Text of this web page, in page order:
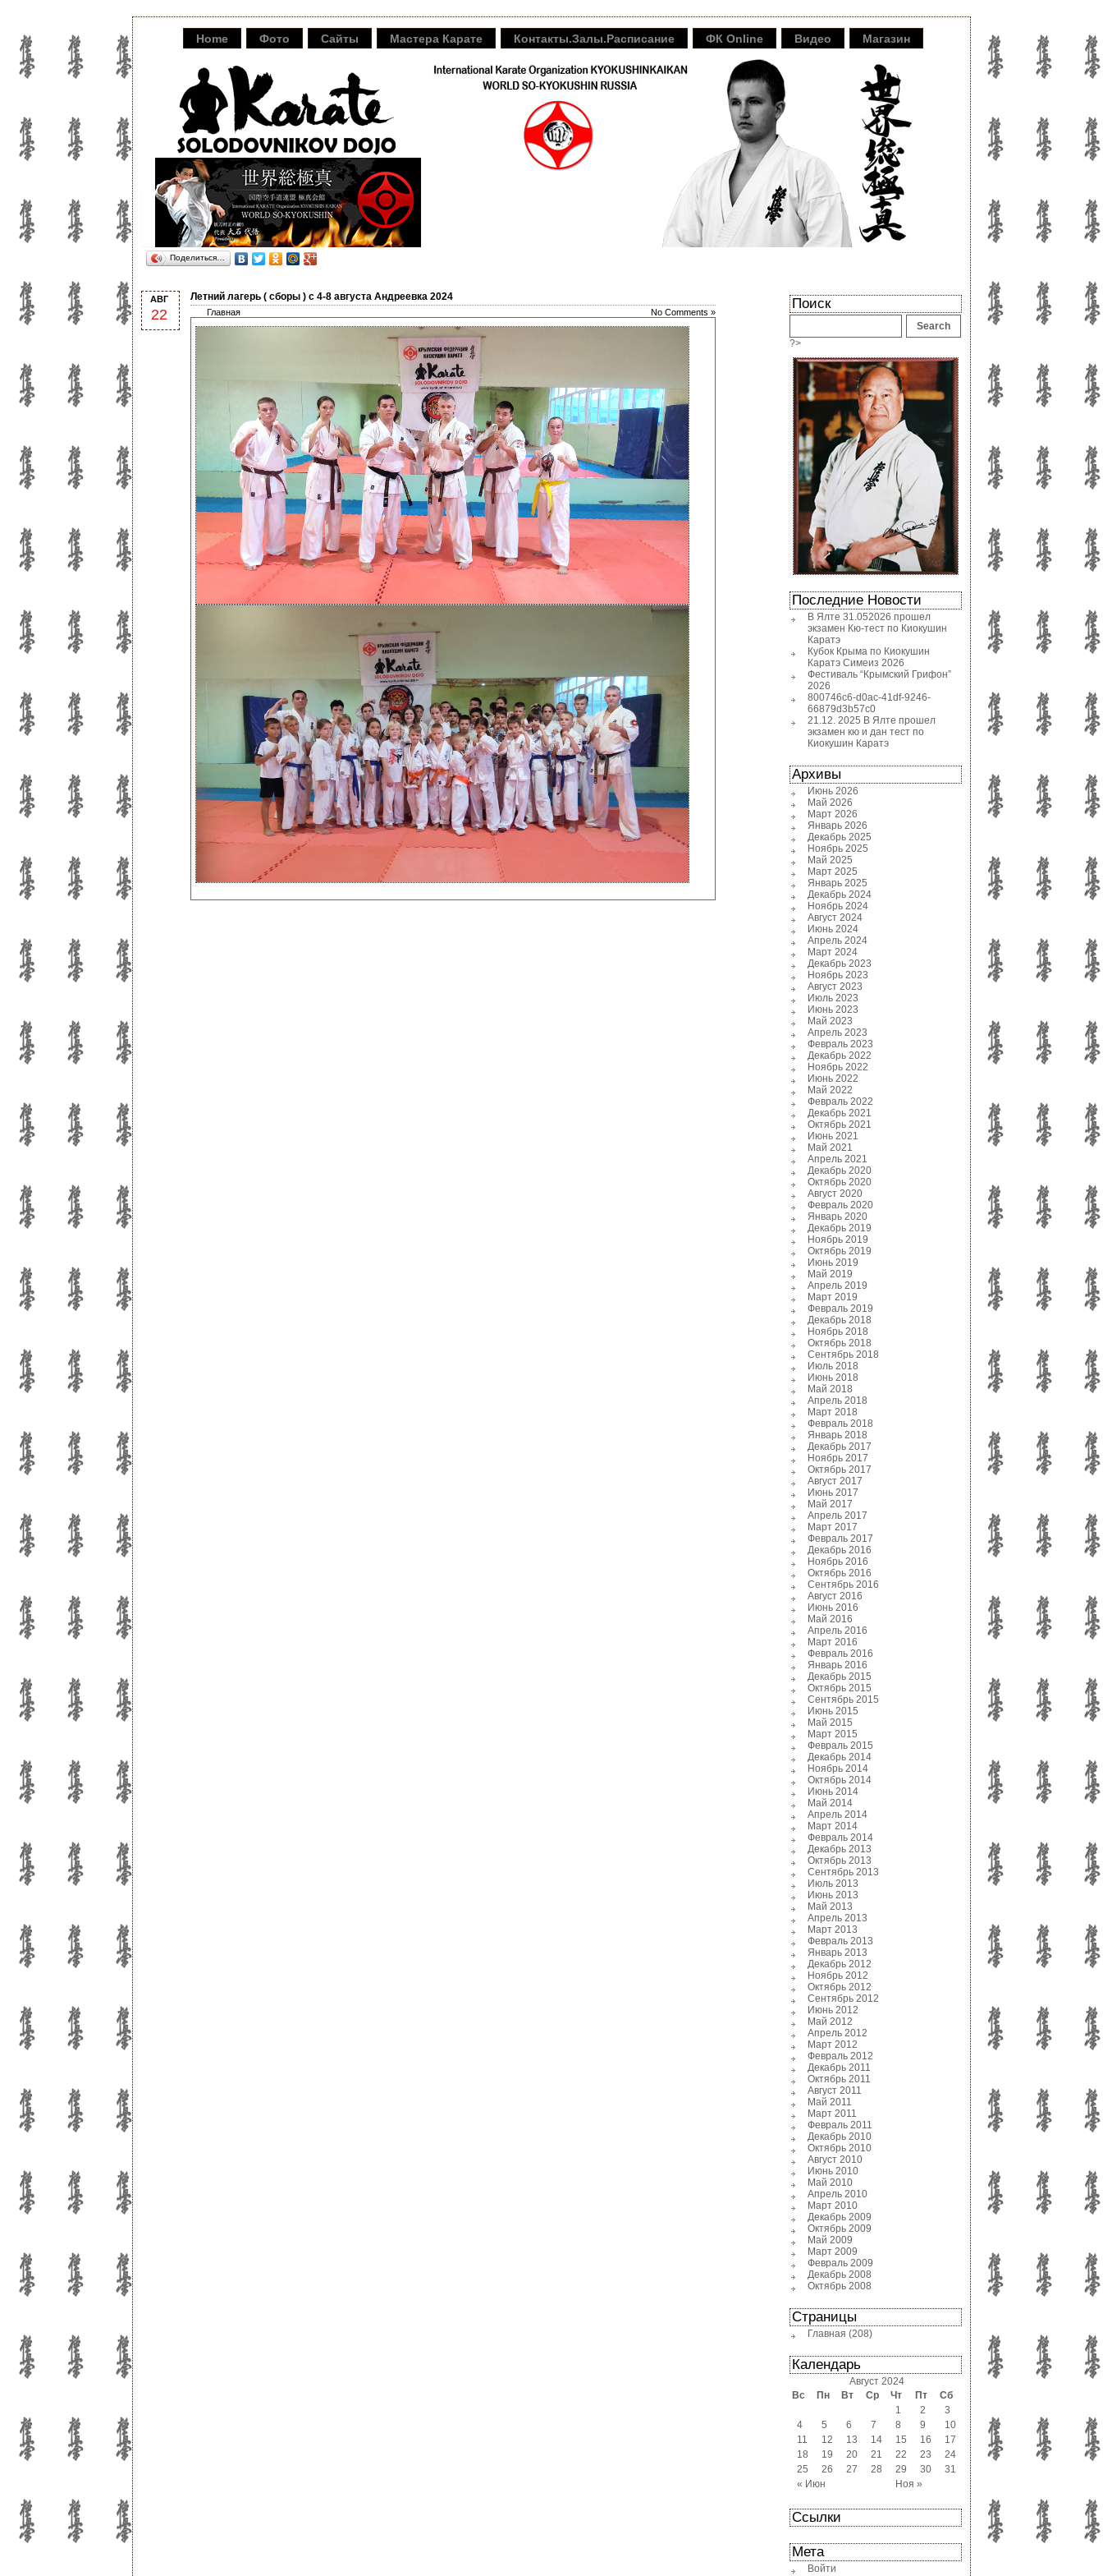
Home Фото Сайты Мастера Карате Контакты.Залы.Расписание ФК Online Видео Магазин
Поделиться…
АВГ
22
Летний лагерь ( сборы ) с 4-8 августа Андреевка 2024
Главная No Comments »
Поиск
?>
Последние Новости
В Ялте 31.052026 прошел
экзамен Кю-тест по Киокушин
Каратэ
Кубок Крыма по Киокушин
Каратэ Симеиз 2026
Фестиваль “Крымский Грифон”
2026
800746c6-d0ac-41df-9246-
66879d3b57c0
21.12. 2025 В Ялте прошел
экзамен кю и дан тест по
Киокушин Каратэ
Архивы
Июнь 2026
Май 2026
Март 2026
Январь 2026
Декабрь 2025
Ноябрь 2025
Май 2025
Март 2025
Январь 2025
Декабрь 2024
Ноябрь 2024
Август 2024
Июнь 2024
Апрель 2024
Март 2024
Декабрь 2023
Ноябрь 2023
Август 2023
Июль 2023
Июнь 2023
Май 2023
Апрель 2023
Февраль 2023
Декабрь 2022
Ноябрь 2022
Июнь 2022
Май 2022
Февраль 2022
Декабрь 2021
Октябрь 2021
Июнь 2021
Май 2021
Апрель 2021
Декабрь 2020
Октябрь 2020
Август 2020
Февраль 2020
Январь 2020
Декабрь 2019
Ноябрь 2019
Октябрь 2019
Июнь 2019
Май 2019
Апрель 2019
Март 2019
Февраль 2019
Декабрь 2018
Ноябрь 2018
Октябрь 2018
Сентябрь 2018
Июль 2018
Июнь 2018
Май 2018
Апрель 2018
Март 2018
Февраль 2018
Январь 2018
Декабрь 2017
Ноябрь 2017
Октябрь 2017
Август 2017
Июнь 2017
Май 2017
Апрель 2017
Март 2017
Февраль 2017
Декабрь 2016
Ноябрь 2016
Октябрь 2016
Сентябрь 2016
Август 2016
Июнь 2016
Май 2016
Апрель 2016
Март 2016
Февраль 2016
Январь 2016
Декабрь 2015
Октябрь 2015
Сентябрь 2015
Июнь 2015
Май 2015
Март 2015
Февраль 2015
Декабрь 2014
Ноябрь 2014
Октябрь 2014
Июнь 2014
Май 2014
Апрель 2014
Март 2014
Февраль 2014
Декабрь 2013
Октябрь 2013
Сентябрь 2013
Июль 2013
Июнь 2013
Май 2013
Апрель 2013
Март 2013
Февраль 2013
Январь 2013
Декабрь 2012
Ноябрь 2012
Октябрь 2012
Сентябрь 2012
Июнь 2012
Май 2012
Апрель 2012
Март 2012
Февраль 2012
Декабрь 2011
Октябрь 2011
Август 2011
Май 2011
Март 2011
Февраль 2011
Декабрь 2010
Октябрь 2010
Август 2010
Июнь 2010
Май 2010
Апрель 2010
Март 2010
Декабрь 2009
Октябрь 2009
Май 2009
Март 2009
Февраль 2009
Декабрь 2008
Октябрь 2008
Страницы
Главная (208)
Календарь
Август 2024
Вс
Пн Вт Ср Чт Пт Сб
« Июн Ноя »
1 2
3
4
5 6 7 8 9
10
11
12 13 14 15 16
17
18
19 20 21 22 23
24
25
26 27 28 29 30 31
Ссылки
Мета
Войти